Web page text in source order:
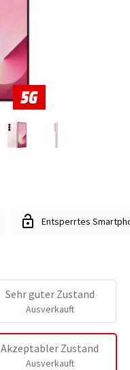
Entsperrtes
Sehr guter Zustand
Ausverkauft
Akzeptabler Zustand
Ausverkauft